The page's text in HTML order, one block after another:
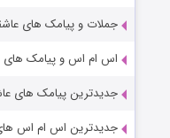
جملات و پیامک های عاشقانه و
اس ام اس و پیامک های
جدیدترین پیامک های عاشقانه و
جدیدترین اس ام اس های زیبا و